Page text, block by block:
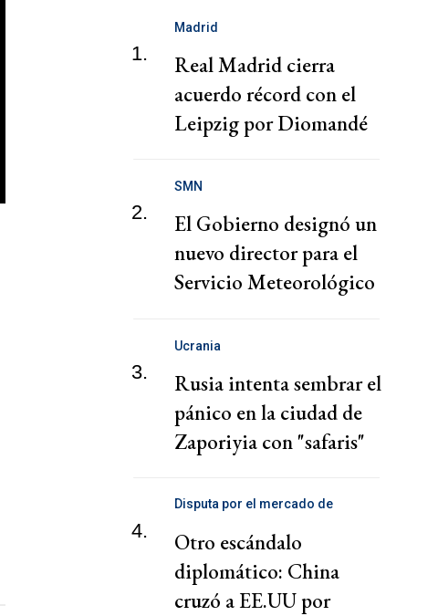
1.
Madrid
Real Madrid cierra
acuerdo récord con el
Leipzig por Diomandé
2.
SMN
El Gobierno designó un
nuevo director para el
Servicio Meteorológico
3.
Ucrania
Rusia intenta sembrar el
pánico en la ciudad de
Zaporiyia con "safaris"
4.
Disputa por el mercado de
Otro escándalo
diplomático: China
cruzó a EE.UU por